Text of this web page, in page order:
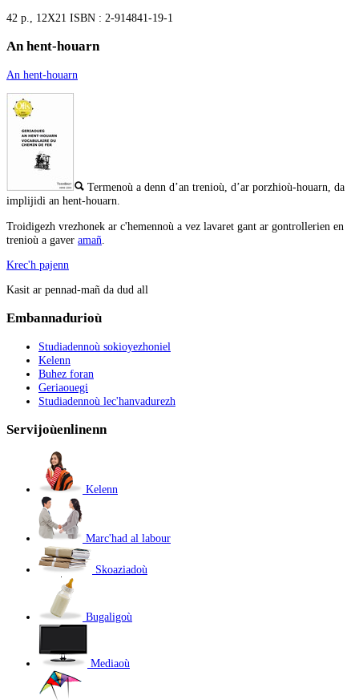
42 p., 12X21 ISBN : 2-914841-19-1
An hent-houarn
An hent-houarn
Termenoù a denn d’an trenioù, d’ar porzhioù-houarn, da
implijidi an hent-houarn.
Troidigezh vrezhonek ar c'hemennoù a vez lavaret gant ar gontrollerien en
trenioù a gaver amañ
Krec'h pajenn
Kasit ar pennad-mañ da dud all
Embannadurioù
Studiadennoù sokioyezhoniel
Kelenn
Buhez foran
Geriaouegi
Studiadennoù lec'hanvadurezh
Servijoùenlinenn
Kelenn
Marc'had al labour
Skoaziadoù
Bugaligoù
Mediaoù